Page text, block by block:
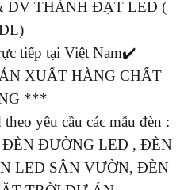
DV THÀNH ĐẠT LED (
tiếp tại Việt Nam✔️
XUẤT HÀNG CHẤT
***
yêu cầu các mẫu đèn :
ĐƯỜNG LED , ĐÈN
LED SÂN VƯỜN, ĐÈN